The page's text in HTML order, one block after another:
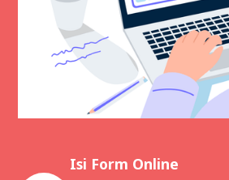
Isi Form Online